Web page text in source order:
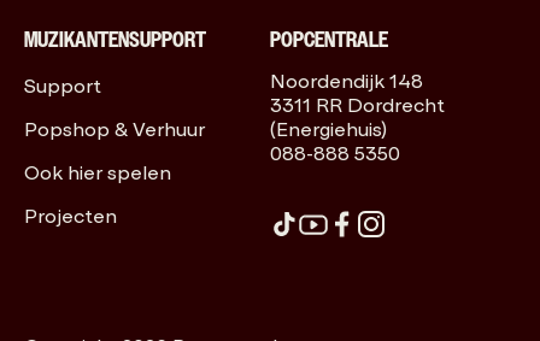
MUZIKANTENSUPPORT
Support
Popshop & Verhuur
Ook hier spelen
Projecten
POPCENTRALE
Noordendijk 148
3311 RR Dordrecht
(Energiehuis)
088-888 5350